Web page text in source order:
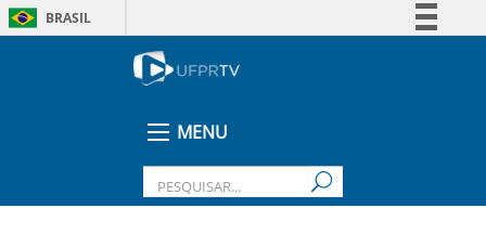
BRASIL
Legislação
MENU